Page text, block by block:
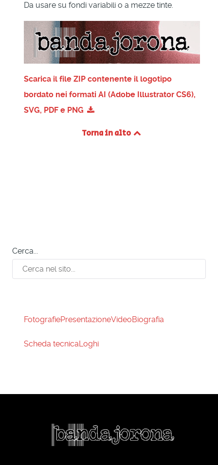
Da usare su fondi variabili o a mezze tinte.
Scarica il file ZIP contenente il logotipo
bordato nei formati AI (Adobe Illustrator CS6),
SVG, PDF e PNG
Torna in alto
Cerca...
FotografiePresentazioneVideoBiografia
Scheda tecnicaLoghi